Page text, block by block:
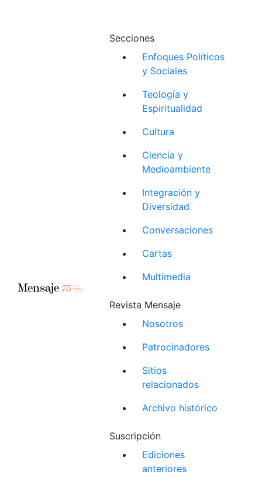
Secciones
Enfoques Políticos
y Sociales
Teología y
Espiritualidad
Cultura
Ciencia y
Medioambiente
Integración y
Diversidad
Conversaciones
Cartas
Multimedia
Revista Mensaje
Nosotros
Patrocinadores
Sitios
relacionados
Archivo histórico
Suscripción
Ediciones
anteriores